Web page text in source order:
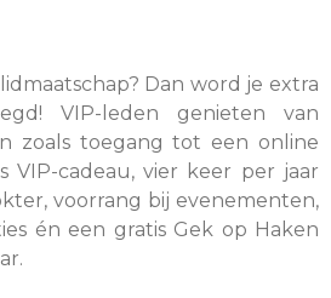
Dan word je extra
VIP-leden genieten van
zoals toegang tot een online
VIP-cadeau, vier keer per jaar
voorrang bij evenementen,
én een gratis Gek op Haken